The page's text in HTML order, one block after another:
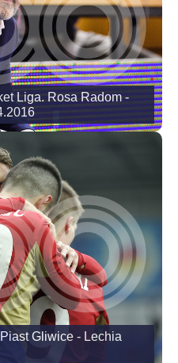
Liga. Rosa Radom -
Gliwice - Lechia